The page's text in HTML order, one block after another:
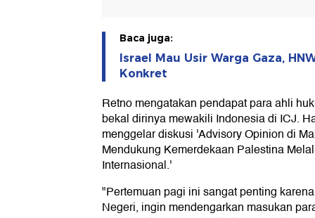
Baca juga:
Israel Mau Usir Warga Gaza,
Konkret
Retno mengatakan pendapat para ahli
bekal dirinya mewakili Indonesia di ICJ.
menggelar diskusi 'Advisory Opinion di
Mendukung Kemerdekaan Palestina
Internasional.'
"Pertemuan pagi ini sangat penting
Negeri, ingin mendengarkan masukan